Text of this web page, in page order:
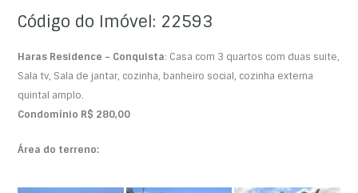
Código do Imóvel: 22593
Haras Residence – Conquista: Casa com 3 quartos com duas suite,
Sala tv, Sala de jantar, cozinha, banheiro social, cozinha externa
quintal amplo.
Condomínio R$ 280,00
Área do terreno: